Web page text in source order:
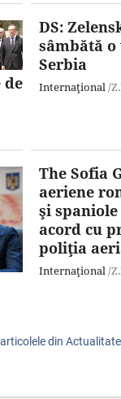
de
DS:
sâmbătă
Serbia
Internaţional /
The Sofia
aeriene
şi
acord cu
poliţia
Internaţional /
din Actualitate